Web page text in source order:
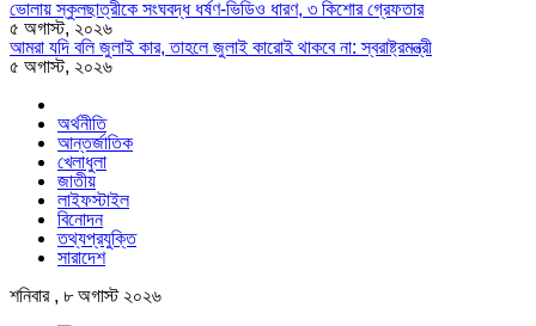
ভোলায় স্কুলছাত্রীকে সংঘবদ্ধ ধর্ষণ-ভিডিও ধারণ, ৩ কিশোর গ্রেফতার
৫ অগাস্ট, ২০২৬
আমরা যদি বলি জুলাই কার, তাহলে জুলাই কারোই থাকবে না: স্বরাষ্ট্রমন্ত্রী
৫ অগাস্ট, ২০২৬
অর্থনীতি
আন্তর্জাতিক
খেলাধুলা
জাতীয়
লাইফস্টাইল
বিনোদন
তথ্যপ্রযুক্তি
সারাদেশ
শনিবার , ৮ অগাস্ট ২০২৬